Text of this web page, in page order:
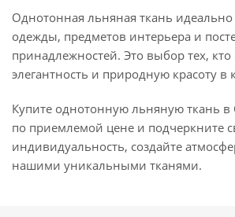
Однотонная льняная ткань
одежды, предметов интерьера и
принадлежностей. Это выбор тех, кто
элегантность и природную красоту в
Купите однотонную льняную ткань в
по приемлемой цене и подчеркните
индивидуальность, создайте
нашими уникальными тканями.